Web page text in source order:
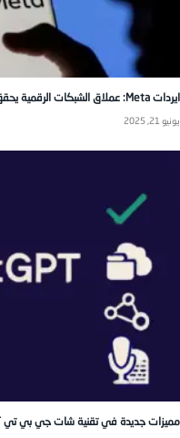
ايردات Meta: عملاق الشبكات الرقمية يحقق من الاعلانات 160 مليار دولار
يونيو 21, 2025
مميزات جديدة في تقنية شات جي بي تي ChatGPT تعزز الإنتاجية للمحترفين